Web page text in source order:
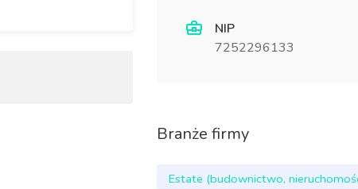
NIP
7252296133
Branże firmy
Estate (budownictwo,